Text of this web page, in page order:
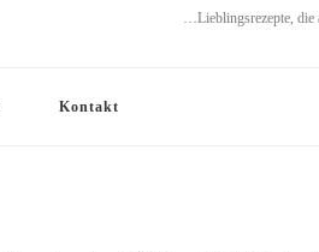
…Lieblingsrezepte, die
Kontakt